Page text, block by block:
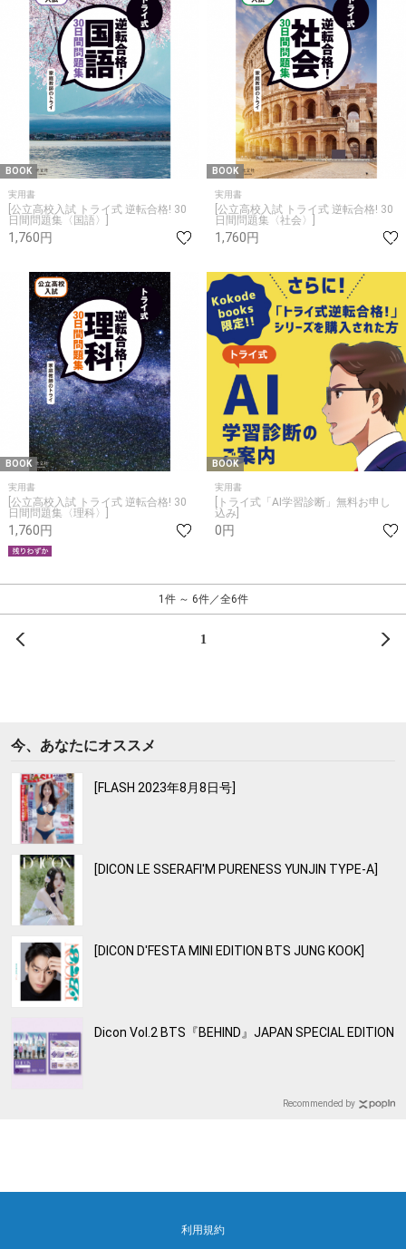
BOOK
実用書
[公立高校入試 トライ式 逆転合格! 30
日間問題集〈国語〉]
1,760円
BOOK
実用書
[公立高校入試 トライ式 逆転合格! 30
日間問題集〈社会〉]
1,760円
BOOK
実用書
[公立高校入試 トライ式 逆転合格! 30
日間問題集〈理科〉]
1,760円
BOOK
実用書
[トライ式「AI学習診断」無料お申し
込み]
0円
1件 ～ 6件／全6件
1
今、あなたにオススメ
[FLASH 2023年8月8日号]
[DICON LE SSERAFI'M PURENESS YUNJIN TYPE-A]
[DICON D'FESTA MINI EDITION BTS JUNG KOOK]
Dicon Vol.2 BTS『BEHIND』JAPAN SPECIAL EDITION
Recommended by
利用規約